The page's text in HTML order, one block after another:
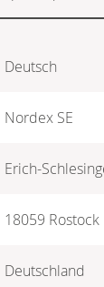
Deutsch
Nordex SE
Erich-
18059 Rostock
Deutschland